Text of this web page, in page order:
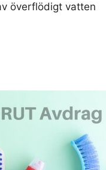
överflödigt vatten